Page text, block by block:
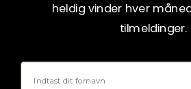
heldig vinder hver
tilmeldinger.
Fornavn